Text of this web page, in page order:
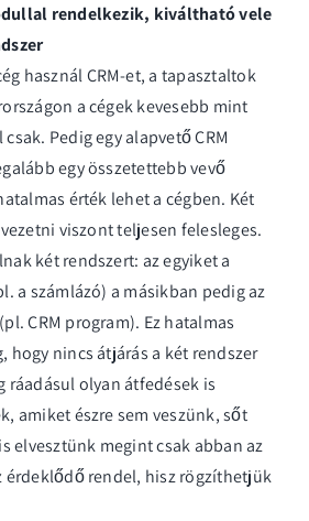
rendelkezik, kiváltható vele
használ CRM-et, a tapasztaltok
a cégek kevesebb mint
Pedig egy alapvető CRM
egy összetettebb vevő
érték lehet a cégben. Két
viszont teljesen felesleges.
két rendszert: az egyiket a
a számlázó) a másikban pedig az
CRM program). Ez hatalmas
hogy nincs átjárás a két rendszer
ráadásul olyan átfedések is
amiket észre sem veszünk, sőt
elvesztünk megint csak abban az
érdeklődő rendel, hisz rögzíthetjük